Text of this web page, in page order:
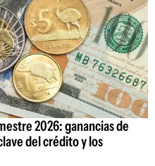
2026: ganancias de
del crédito y los